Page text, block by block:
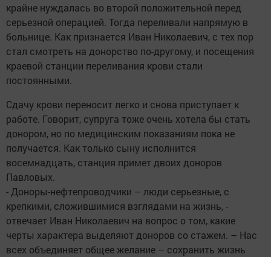
крайне нуждалась во второй положительной перед
серьезной операцией. Тогда переливали напрямую в
больнице. Как признается Иван Николаевич, с тех пор
стал смотреть на донорство по-другому, и посещения
краевой станции переливания крови стали
постоянными.
Сдачу крови переносит легко и снова приступает к
работе. Говорит, супруга тоже очень хотела бы стать
донором, но по медицинским показаниям пока не
получается. Как только сыну исполнится
восемнадцать, станция примет двоих доноров
Павловых.
- Доноры-нефтепроводчики – люди серьезные, с
крепкими, сложившимися взглядами на жизнь, -
отвечает Иван Николаевич на вопрос о том, какие
черты характера выделяют доноров со стажем. – Нас
всех объединяет общее желание – сохранить жизнь